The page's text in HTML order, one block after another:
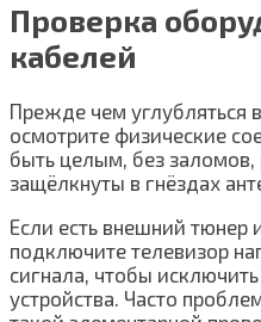
Проверка
кабелей
Прежде чем углубляться
осмотрите физические
быть целым, без
защёлкнуты в гнёздах
Если есть внешний тюнер
подключите телевизор
сигнала, чтобы
устройства. Часто